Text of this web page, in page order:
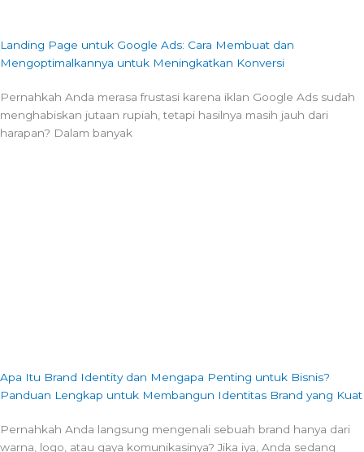
Landing Page untuk Google Ads: Cara Membuat dan
Mengoptimalkannya untuk Meningkatkan Konversi
Pernahkah Anda merasa frustasi karena iklan Google Ads sudah
menghabiskan jutaan rupiah, tetapi hasilnya masih jauh dari
harapan? Dalam banyak
Apa Itu Brand Identity dan Mengapa Penting untuk Bisnis?
Panduan Lengkap untuk Membangun Identitas Brand yang Kuat
Pernahkah Anda langsung mengenali sebuah brand hanya dari
warna, logo, atau gaya komunikasinya? Jika iya, Anda sedang